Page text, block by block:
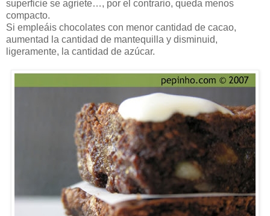
superficie se agriete…, por el contrario, queda menos
compacto.
Si empleáis chocolates con menor cantidad de cacao,
aumentad la cantidad de mantequilla y disminuid,
ligeramente, la cantidad de azúcar.